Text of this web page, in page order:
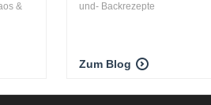
&
und- Backrezepte
Zum Blog